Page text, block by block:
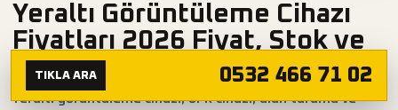
Yeraltı Görüntüleme Cihazı
Fiyatları 2026 Fiyat, Stok ve
Teslimat Soruları
Yeraltı görüntüleme cihazı, GPR cihazı, alan tarama ve
TIKLA ARA 0532 466 71 02